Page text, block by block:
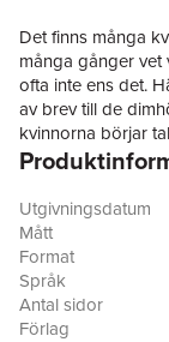
Det finns många
många gånger vet
ofta inte ens det.
av brev till de
kvinnorna börjar
krispighet och
mäns berättelser
Genom dessa 101
som vi leds
våra egna liv.
Utgivningsdatum
Mått
Format
Språk
Antal sidor
Förlag